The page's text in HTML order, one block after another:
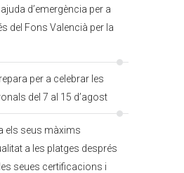
d’emergència per a
del Fons Valencià per la
per a celebrar les
del 7 al 15 d’agost
els seus màxims
a les platges després
seues certificacions i